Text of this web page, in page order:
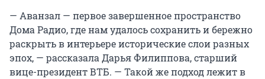
— Аванзал — первое завершенное пространство
Дома Радио, где нам удалось сохранить и бережно
раскрыть в интерьере исторические слои разных
эпох, — рассказала Дарья Филиппова, старший
вице-президент ВТБ. — Такой же подход лежит в